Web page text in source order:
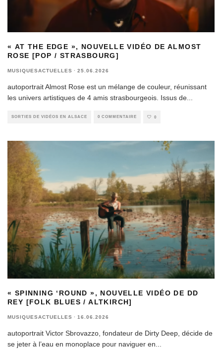
« AT THE EDGE », NOUVELLE VIDÉO DE ALMOST
ROSE [POP / STRASBOURG]
MUSIQUESACTUELLES · 25.06.2026
autoportrait Almost Rose est un mélange de couleur, réunissant
les univers artistiques de 4 amis strasbourgeois. Issus de
SORTIES DE VIDÉOS EN ALSACE 0 COMMENTAIRE 0
« SPINNING ‘ROUND », NOUVELLE VIDÉO DE DD
REY [FOLK BLUES / ALTKIRCH]
MUSIQUESACTUELLES · 16.06.2026
autoportrait Victor Sbrovazzo, fondateur de Dirty Deep, décide de
se jeter à l’eau en monoplace pour naviguer en...